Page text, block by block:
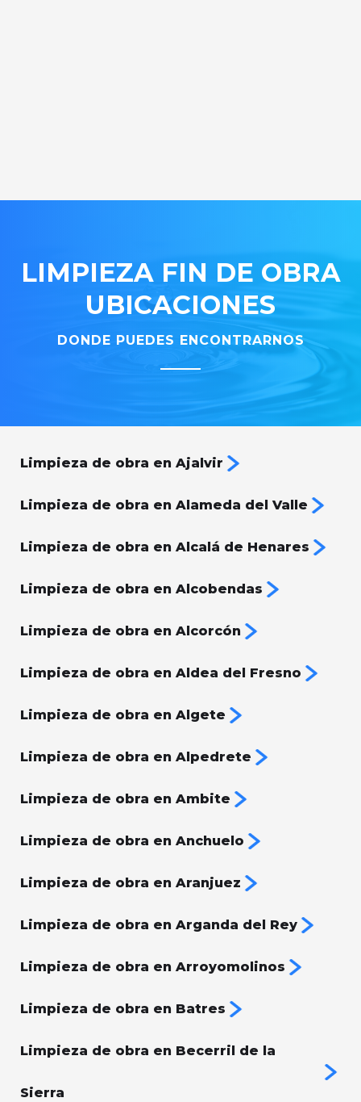
LIMPIEZA FIN DE OBRA
UBICACIONES
DONDE PUEDES ENCONTRARNOS
Limpieza de obra en Ajalvir
Limpieza de obra en Alameda del Valle
Limpieza de obra en Alcalá de Henares
Limpieza de obra en Alcobendas
Limpieza de obra en Alcorcón
Limpieza de obra en Aldea del Fresno
Limpieza de obra en Algete
Limpieza de obra en Alpedrete
Limpieza de obra en Ambite
Limpieza de obra en Anchuelo
Limpieza de obra en Aranjuez
Limpieza de obra en Arganda del Rey
Limpieza de obra en Arroyomolinos
Limpieza de obra en Batres
Limpieza de obra en Becerril de la
Sierra